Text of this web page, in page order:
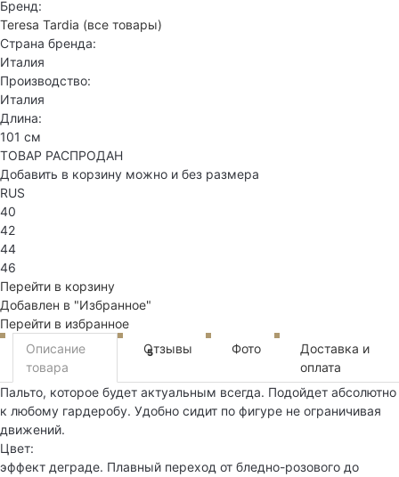
Бренд:
Teresa Tardia (все товары)
Страна бренда:
Италия
Производство:
Италия
Длина:
101 см
ТОВАР РАСПРОДАН
Добавить в корзину можно и без размера
RUS
40
42
44
46
Перейти в корзину
Добавлен в "Избранное"
Перейти в избранное
Описание
товара
Отзывы
5 Фото
Доставка и
оплата
Пальто, которое будет актуальным всегда. Подойдет абсолютно
к любому гардеробу. Удобно сидит по фигуре не ограничивая
движений.
Цвет:
эффект деграде. Плавный переход от бледно-розового до